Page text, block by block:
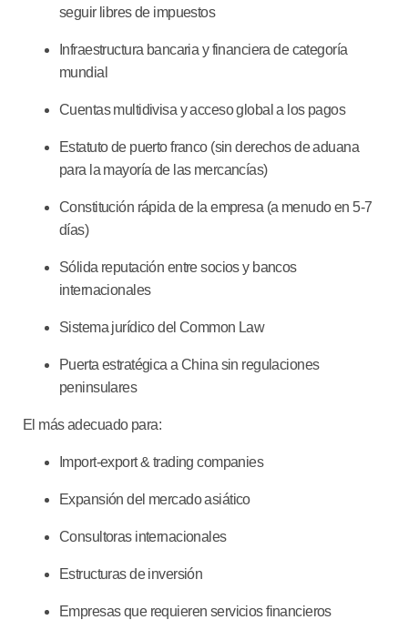
seguir libres de impuestos
Infraestructura bancaria y financiera de categoría
mundial
Cuentas multidivisa y acceso global a los pagos
Estatuto de puerto franco (sin derechos de aduana
para la mayoría de las mercancías)
Constitución rápida de la empresa (a menudo en 5-7
días)
Sólida reputación entre socios y bancos
internacionales
Sistema jurídico del Common Law
Puerta estratégica a China sin regulaciones
peninsulares
El más adecuado para:
Import-export & trading companies
Expansión del mercado asiático
Consultoras internacionales
Estructuras de inversión
Empresas que requieren servicios financieros